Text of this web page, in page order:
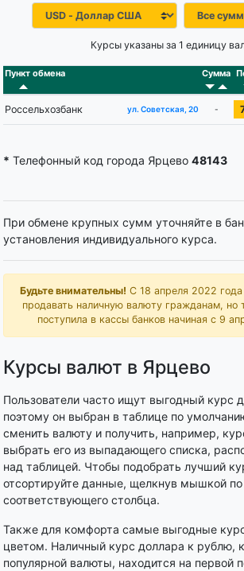
Курсы указаны за 1 единицу
Пункт обмена Сумма
Россельхозбанк ул. Советская, 20 -
* Телефонный код города Ярцево 48143
При обмене крупных сумм уточняйте в
установления индивидуального курса.
Будьте внимательны! С 18 апреля 2022 года
продавать наличную валюту гражданам, но
поступила в кассы банков начиная с 9
Курсы валют в Ярцево
Пользователи часто ищут выгодный курс
поэтому он выбран в таблице по
сменить валюту и получить, например,
выбрать его из выпадающего списка,
над таблицей. Чтобы подобрать лучший
отсортируйте данные, щелкнув мышкой
соответствующего столбца.
Также для комфорта самые выгодные
цветом. Наличный курс доллара к рублю,
популярной валюты, находится на первой